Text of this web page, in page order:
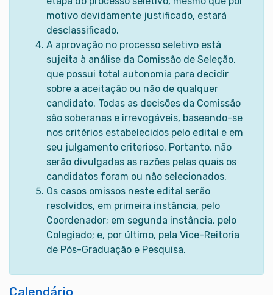
motivo devidamente justificado, estará
desclassificado.
A aprovação no processo seletivo está
sujeita à análise da Comissão de Seleção,
que possui total autonomia para decidir
sobre a aceitação ou não de qualquer
candidato. Todas as decisões da Comissão
são soberanas e irrevogáveis, baseando-se
nos critérios estabelecidos pelo edital e em
seu julgamento criterioso. Portanto, não
serão divulgadas as razões pelas quais os
candidatos foram ou não selecionados.
Os casos omissos neste edital serão
resolvidos, em primeira instância, pelo
Coordenador; em segunda instância, pelo
Colegiado; e, por último, pela Vice-Reitoria
de Pós-Graduação e Pesquisa.